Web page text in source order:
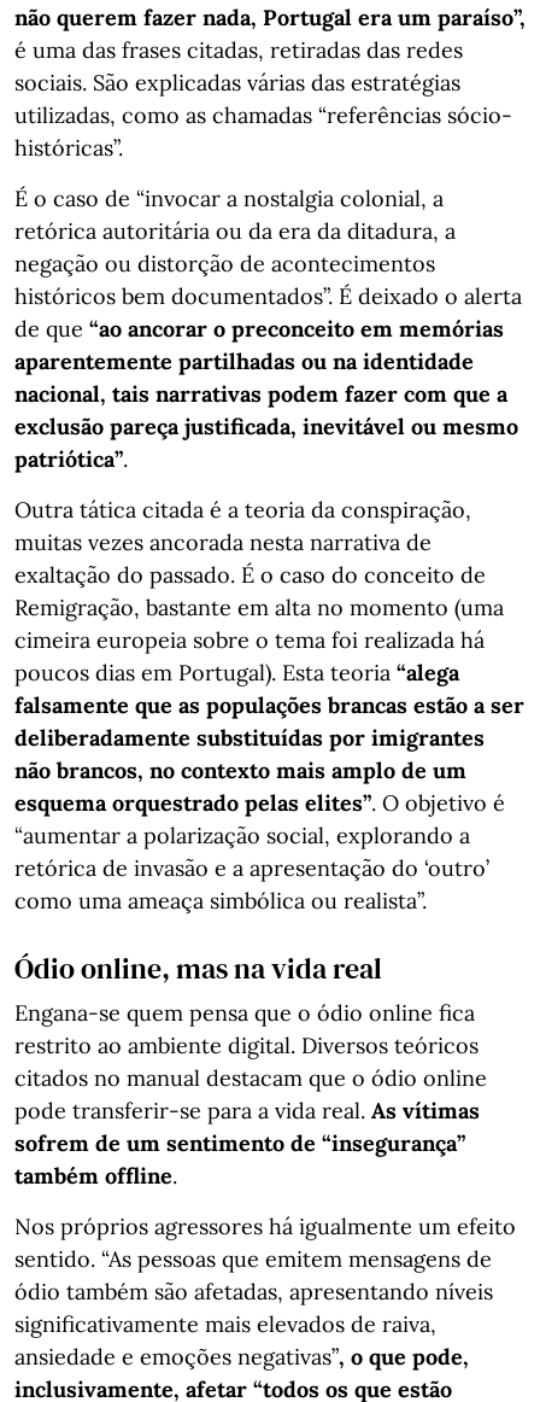
não querem fazer nada, Portugal era um paraíso”,
é uma das frases citadas, retiradas das redes
sociais. São explicadas várias das estratégias
utilizadas, como as chamadas “referências sócio-
históricas”.
É o caso de “invocar a nostalgia colonial, a
retórica autoritária ou da era da ditadura, a
negação ou distorção de acontecimentos
históricos bem documentados”. É deixado o alerta
de que “ao ancorar o preconceito em memórias
aparentemente partilhadas ou na identidade
nacional, tais narrativas podem fazer com que a
exclusão pareça justificada, inevitável ou mesmo
patriótica”.
Outra tática citada é a teoria da conspiração,
muitas vezes ancorada nesta narrativa de
exaltação do passado. É o caso do conceito de
Remigração, bastante em alta no momento (uma
cimeira europeia sobre o tema foi realizada há
poucos dias em Portugal). Esta teoria “alega
falsamente que as populações brancas estão a ser
deliberadamente substituídas por imigrantes
não brancos, no contexto mais amplo de um
esquema orquestrado pelas elites”. O objetivo é
“aumentar a polarização social, explorando a
retórica de invasão e a apresentação do ‘outro’
como uma ameaça simbólica ou realista”.
Ódio online, mas na vida real
Engana-se quem pensa que o ódio online fica
restrito ao ambiente digital. Diversos teóricos
citados no manual destacam que o ódio online
pode transferir-se para a vida real. As vítimas
sofrem de um sentimento de “insegurança”
também offline.
Nos próprios agressores há igualmente um efeito
sentido. “As pessoas que emitem mensagens de
ódio também são afetadas, apresentando níveis
significativamente mais elevados de raiva,
ansiedade e emoções negativas”, o que pode,
inclusivamente, afetar “todos os que estão